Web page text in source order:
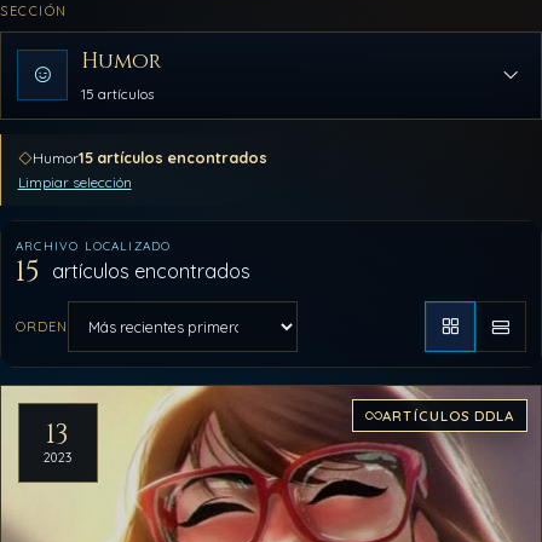
SECCIÓN
Humor
15 artículos
Humor15 artículos encontrados
Limpiar selección
ARCHIVO LOCALIZADO
15 artículos encontrados
ORDEN
Aplicar orden
Artículos del archivo
13
2023
ARTÍCULOS DDLA